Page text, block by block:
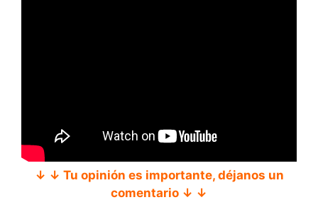
↓ ↓ Tu opinión es importante, déjanos un
comentario ↓ ↓